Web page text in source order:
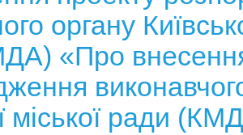
органу
«Про
міської ради